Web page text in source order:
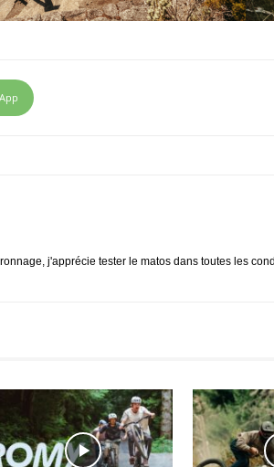
j'apprécie tester le matos dans toutes les